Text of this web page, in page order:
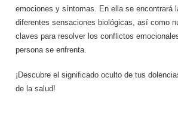
emociones y síntomas. En ella se encontrará
diferentes sensaciones biológicas, así como
claves para resolver los conflictos
persona se enfrenta.
¡Descubre el significado oculto de tus
de la salud!